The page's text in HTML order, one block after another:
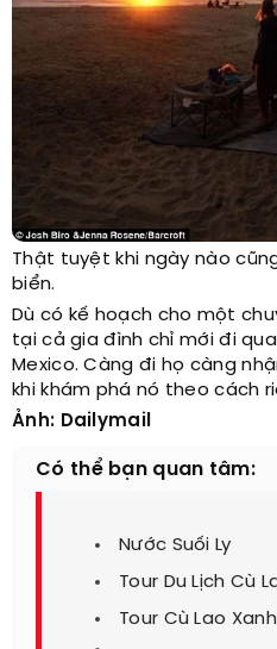
Thật tuyệt khi ngày nào
biển.
Dù có kế hoạch cho một
tại cả gia đình chỉ mới đi
Mexico. Càng đi họ càng
khi khám phá nó theo cách
Ảnh: Dailymail
Có thể bạn quan tâm:
Nước Suối Ly
Tour Du Lịch Cù
Tour Cù Lao Xanh